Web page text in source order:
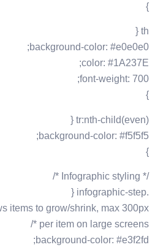
}
th {
background-color: #e0e0e0;
color: #1A237E;
font-weight: 700;
}
tr:nth-child(even) {
background-color: #f5f5f5;
}
/* Infographic styling */
.infographic-step {
items to grow/shrink, max 300px
per item on large screens */
background-color: #e3f2fd;